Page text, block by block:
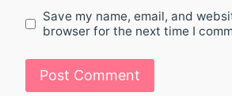
Save my name, email, and
browser for the next time I